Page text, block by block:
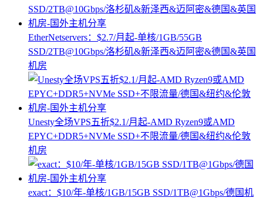
EtherNetservers：$2.7/月起-单核/1GB/55GB
SSD/2TB@10Gbps/洛杉矶&新泽西&迈阿密&德国&英国
机房
Unesty全场VPS五折$2.1/月起-AMD Ryzen9或AMD
EPYC+DDR5+NVMe SSD+不限流量/德国&纽约&伦敦
机房
exact：$10/年-单核/1GB/15GB SSD/1TB@1Gbps/德国机